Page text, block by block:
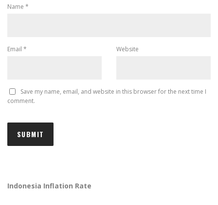
Name *
Email * Website
Save my name, email, and website in this browser for the next time I
comment.
Indonesia Inflation Rate